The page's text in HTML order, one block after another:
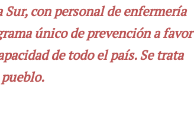
con personal de enfermería
único de prevención a favor
de todo el país. Se trata